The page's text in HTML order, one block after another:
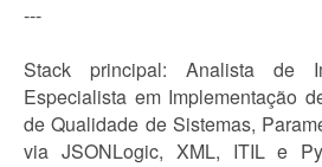
---
Stack principal: Analista de
Especialista em Implementação
de Qualidade de Sistemas,
via JSONLogic, XML, ITIL e